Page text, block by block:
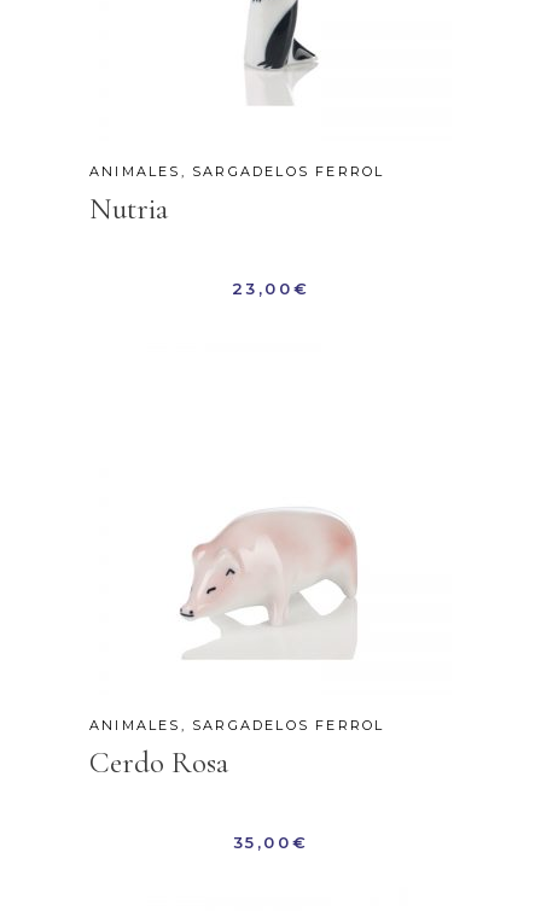
ANIMALES , SARGADELOS FERROL
Nutria
23,00€
ANIMALES , SARGADELOS FERROL
Cerdo Rosa
35,00€